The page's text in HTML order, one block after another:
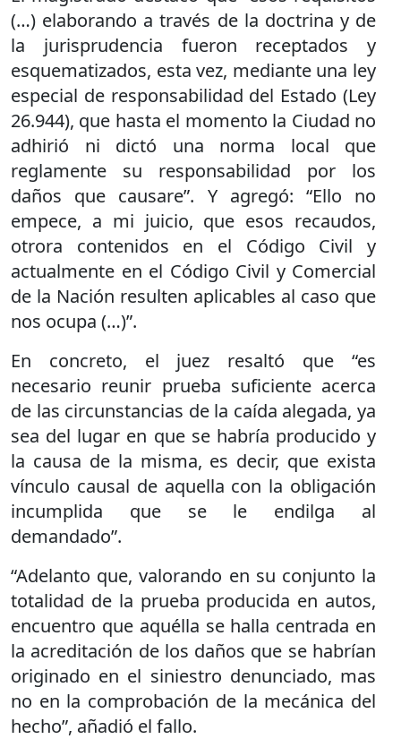
(…) elaborando a través de la doctrina y de
la jurisprudencia fueron receptados y
esquematizados, esta vez, mediante una ley
especial de responsabilidad del Estado (Ley
26.944), que hasta el momento la Ciudad no
adhirió ni dictó una norma local que
reglamente su responsabilidad por los
daños que causare”. Y agregó: “Ello no
empece, a mi juicio, que esos recaudos,
otrora contenidos en el Código Civil y
actualmente en el Código Civil y Comercial
de la Nación resulten aplicables al caso que
nos ocupa (…)”.
En concreto, el juez resaltó que “es
necesario reunir prueba suficiente acerca
de las circunstancias de la caída alegada, ya
sea del lugar en que se habría producido y
la causa de la misma, es decir, que exista
vínculo causal de aquella con la obligación
incumplida que se le endilga al
demandado”.
“Adelanto que, valorando en su conjunto la
totalidad de la prueba producida en autos,
encuentro que aquélla se halla centrada en
la acreditación de los daños que se habrían
originado en el siniestro denunciado, mas
no en la comprobación de la mecánica del
hecho”, añadió el fallo.